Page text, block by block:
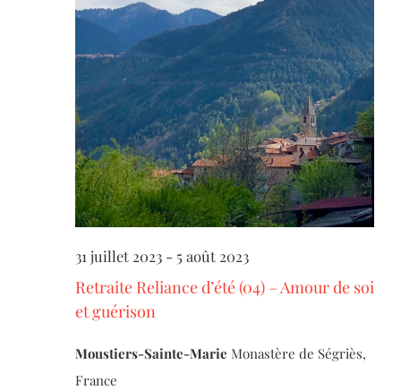
31 juillet 2023 - 5 août 2023
Retraite Reliance d’été (04) – Amour de soi
et guérison
Moustiers-Sainte-Marie Monastère de Ségriès,
France